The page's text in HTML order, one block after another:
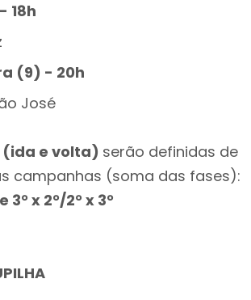
18h
(9) - 20h
José
(ida e volta) serão definidas de
campanhas (soma das fases):
3° x 2°/2° x 3°